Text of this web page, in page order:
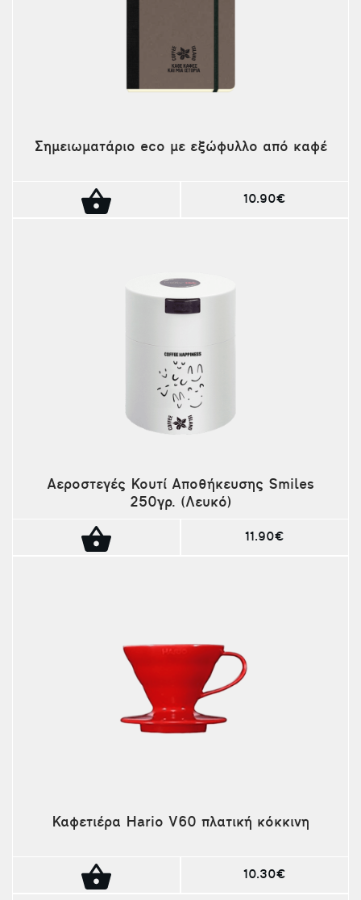
Σημειωματάριο eco με εξώφυλλο από καφέ
10.90€
Αεροστεγές Κουτί Αποθήκευσης Smiles
250γρ. (Λευκό)
11.90€
Καφετιέρα Hario V60 πλατική κόκκινη
10.30€